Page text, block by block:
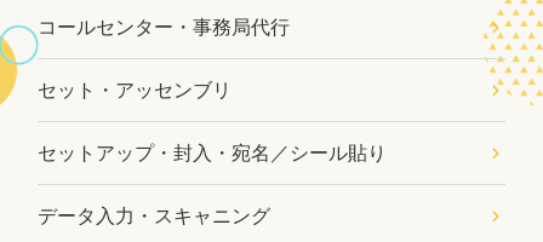
コールセンター・事務局代行
セット・アッセンブリ
セットアップ・封入・宛名／シール貼り
データ入力・スキャニング